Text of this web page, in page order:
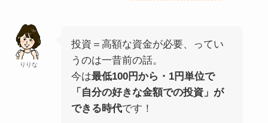
りりな
投資＝高額な資金が必要、ってい
うのは一昔前の話。
今は最低100円から・1円単位で
「自分の好きな金額での投資」が
できる時代です！